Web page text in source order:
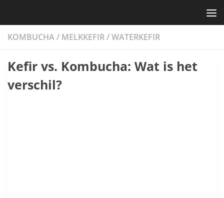
KOMBUCHA/ MELKKEFIR/WATERKEFIR
Kefir vs. Kombucha: Wat is het
verschil?